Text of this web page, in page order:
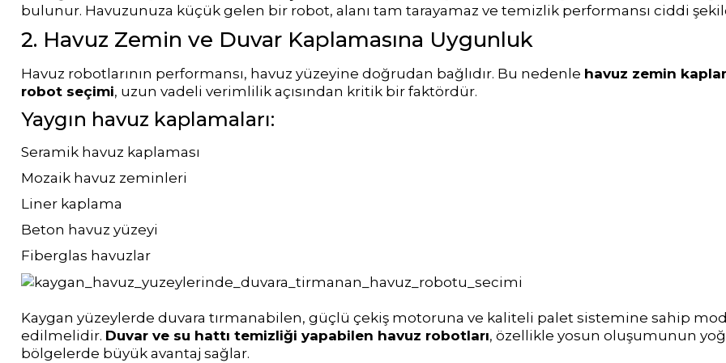
Kimyasalları
Wtr Havuz
Kimyasalları
Toz Ph+ Yükseltici
Wtr Havuz Kimyasalları Setleri
Havuz Kimyasalları
Ayak Dezenfektanı
e Pool Expert
Havuz Isıtma
Havuz Elektrik
Panoları
Malzemeleri
Havuz
Şelaleleri Su Perdeleri
Bahçe Süs Havuzu
bulunur. Havuzunuza küçük gelen bir robot, alanı tam tarayamaz ve temizlik performansı ciddi
2. Havuz Zemin ve Duvar Kaplamasına Uygunluk
Havuz robotlarının performansı, havuz yüzeyine doğrudan bağlıdır. Bu nedenle havuz zemin
robot seçimi, uzun vadeli verimlilik açısından kritik bir faktördür.
Yaygın havuz kaplamaları:
Seramik havuz kaplaması
Mozaik havuz zeminleri
Liner kaplama
Beton havuz yüzeyi
Fiberglas havuzlar
Kaygan yüzeylerde duvara tırmanabilen, güçlü çekiş motoruna ve kaliteli palet sistemine sahip
edilmelidir. Duvar ve su hattı temizliği yapabilen havuz robotları, özellikle yosun oluşumunun
bölgelerde büyük avantaj sağlar.